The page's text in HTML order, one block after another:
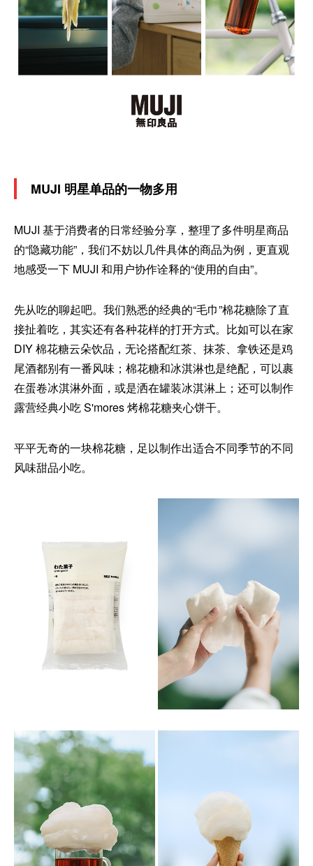
MUJI 明星单品的一物多用
MUJI 基于消费者的日常经验分享，整理了多件明星商品
的“隐藏功能”，我们不妨以几件具体的商品为例，更直观
地感受一下 MUJI 和用户协作诠释的“使用的自由”。
先从吃的聊起吧。我们熟悉的经典的“毛巾”棉花糖除了直
接扯着吃，其实还有各种花样的打开方式。比如可以在家
DIY 棉花糖云朵饮品，无论搭配红茶、抹茶、拿铁还是鸡
尾酒都别有一番风味；棉花糖和冰淇淋也是绝配，可以裹
在蛋卷冰淇淋外面，或是洒在罐装冰淇淋上；还可以制作
露营经典小吃 S'mores 烤棉花糖夹心饼干。
平平无奇的一块棉花糖，足以制作出适合不同季节的不同
风味甜品小吃。